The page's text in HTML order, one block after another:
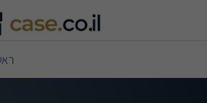
תוצאות חיפוש